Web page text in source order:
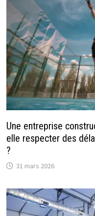
Une entreprise
elle respecter des
?
31 mars 2026